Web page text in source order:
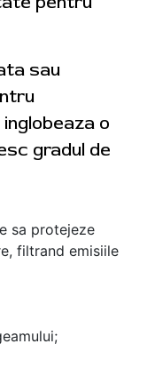
sau
o
gradul de
sa protejeze
filtrand emisiile